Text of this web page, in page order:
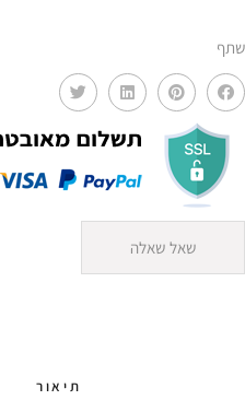
שתף
שאל שאלה
תיאור